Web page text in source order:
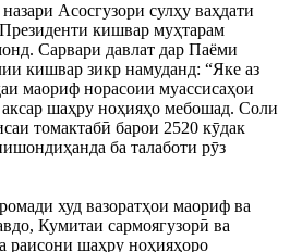
Асосгузори сулҳу ваҳдати
кишвар муҳтарам
Сарвари давлат дар Паёми
кишвар зикр намуданд: “Яке аз
маориф норасоии муассисаҳои
аксар шаҳру ноҳияҳо мебошад. Соли
томактабӣ барои 2520 кӯдак
ба талаботи рӯз
худ вазоратҳои маориф ва
Кумитаи сармоягузорӣ ва
раисони шаҳру ноҳияҳоро